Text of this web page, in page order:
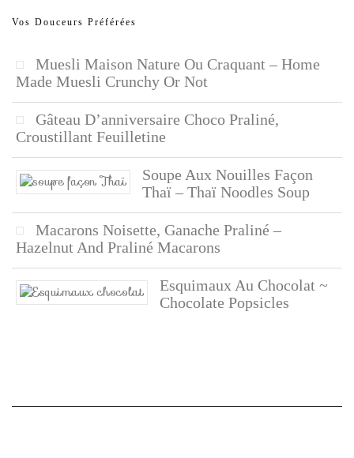
Vos Douceurs Préférées
Muesli Maison Nature Ou Craquant – Home
Made Muesli Crunchy Or Not
Gâteau D’anniversaire Choco Praliné,
Croustillant Feuilletine
Soupe Aux Nouilles Façon
Thaï – Thaï Noodles Soup
Macarons Noisette, Ganache Praliné –
Hazelnut And Praliné Macarons
Esquimaux Au Chocolat ~
Chocolate Popsicles